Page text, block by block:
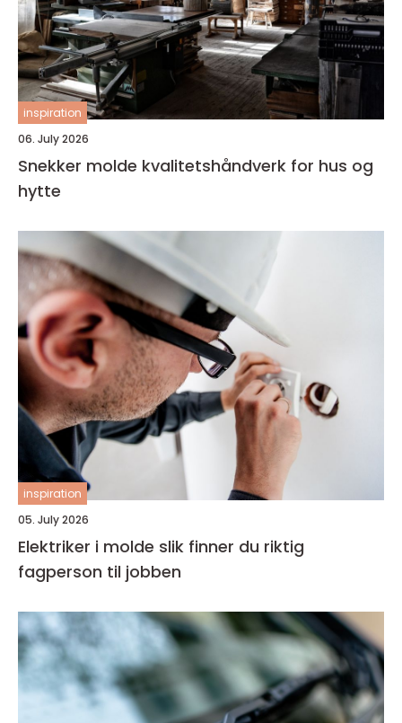
inspiration
06. July 2026
Snekker molde kvalitetshåndverk for hus og
hytte
inspiration
05. July 2026
Elektriker i molde slik finner du riktig
fagperson til jobben